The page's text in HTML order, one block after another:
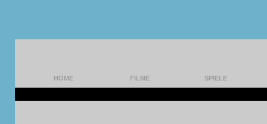
HOME FILME SPIELE